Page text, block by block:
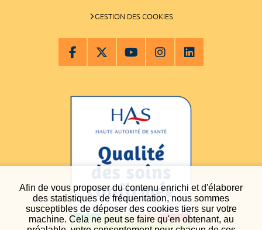
Afin de vous proposer du contenu enrichi et d'élaborer
des statistiques de fréquentation, nous sommes
susceptibles de déposer des cookies tiers sur votre
machine. Cela ne peut se faire qu'en obtenant, au
GESTION DES COOKIES